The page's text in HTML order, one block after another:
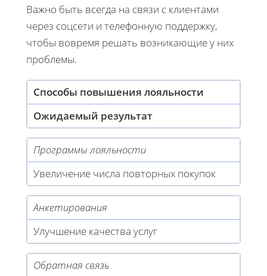
Важно быть всегда на связи с клиентами
через соцсети и телефонную поддержку,
чтобы вовремя решать возникающие у них
проблемы.
Способы повышения лояльности
Ожидаемый результат
Программы лояльности
Увеличение числа повторных покупок
Анкетирования
Улучшение качества услуг
Обратная связь